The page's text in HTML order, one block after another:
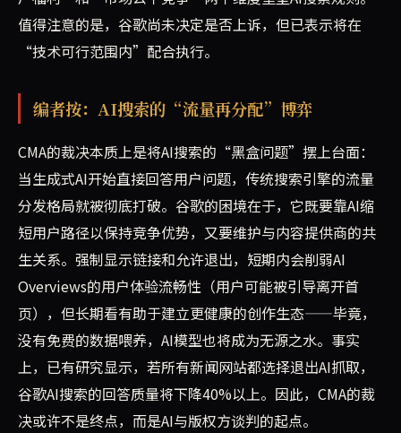
值得注意的是，谷歌尚未决定是否上诉，但已表示将在
“技术可行范围内”配合执行。
编者按：AI搜索的“流量再分配”博弈
CMA的裁决本质上是将AI搜索的“黑盒问题”摆上台面：
当生成式AI开始直接回答用户问题，传统搜索引擎的流量
分发格局就被彻底打破。谷歌的困境在于，它既要靠AI缩
短用户路径以保持竞争优势，又要维护与内容提供商的共
生关系。强制显示链接和允许退出，短期内会削弱AI
Overviews的用户体验流畅性（用户可能被引导离开首
页），但长期看有助于建立更健康的创作生态——毕竟，
没有免费的数据喂养，AI模型也将成为无源之水。事实
上，已有研究显示，若所有新闻网站都选择退出AI抓取，
谷歌AI搜索的回答质量将下降40%以上。因此，CMA的裁
决或许不是终点，而是AI与版权方谈判的起点。